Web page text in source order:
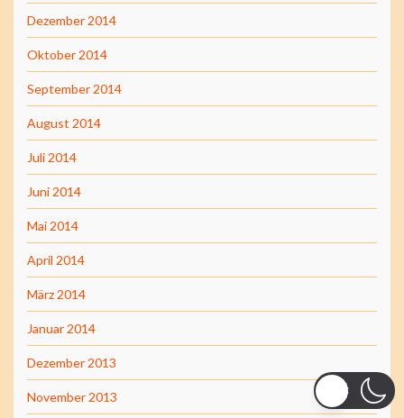
Dezember 2014
Oktober 2014
September 2014
August 2014
Juli 2014
Juni 2014
Mai 2014
April 2014
März 2014
Januar 2014
Dezember 2013
November 2013